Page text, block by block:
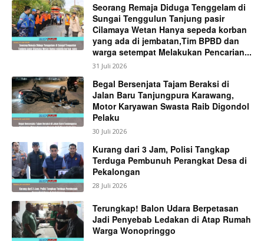
Seorang Remaja Diduga Tenggelam di
Sungai Tenggulun Tanjung pasir
Cilamaya Wetan Hanya sepeda korban
yang ada di jembatan,Tim BPBD dan
warga setempat Melakukan Pencarian...
31 Juli 2026
Begal Bersenjata Tajam Beraksi di
Jalan Baru Tanjungpura Karawang,
Motor Karyawan Swasta Raib Digondol
Pelaku
30 Juli 2026
Kurang dari 3 Jam, Polisi Tangkap
Terduga Pembunuh Perangkat Desa di
Pekalongan
28 Juli 2026
Terungkap! Balon Udara Berpetasan
Jadi Penyebab Ledakan di Atap Rumah
Warga Wonopringgo